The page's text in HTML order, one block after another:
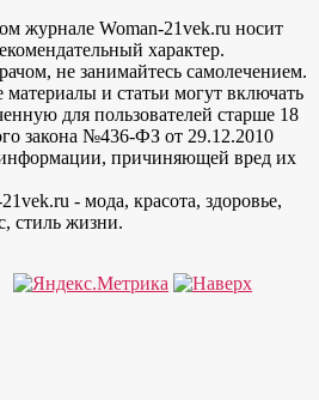
журнале Woman-21vek.ru носит
характер.
не занимайтесь самолечением.
и статьи могут включать
для пользователей старше 18
закона №436-ФЗ от 29.12.2010
причиняющей вред их
- мода, красота, здоровье,
стиль жизни.